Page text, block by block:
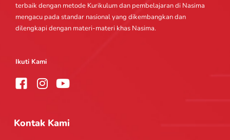
terbaik dengan metode Kurikulum dan pembelajaran di Nasima
mengacu pada standar nasional yang dikembangkan dan
dilengkapi dengan materi-materi khas Nasima.
Ikuti Kami
I
t
a
Y
t
u
Kontak Kami